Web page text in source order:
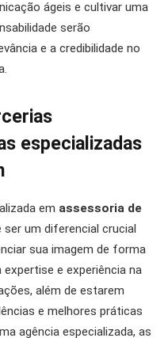
ágeis e cultivar uma
serão
e a credibilidade no
especializadas
em assessoria de
ser um diferencial crucial
sua imagem de forma
e experiência na
além de estarem
e melhores práticas
agência especializada, as